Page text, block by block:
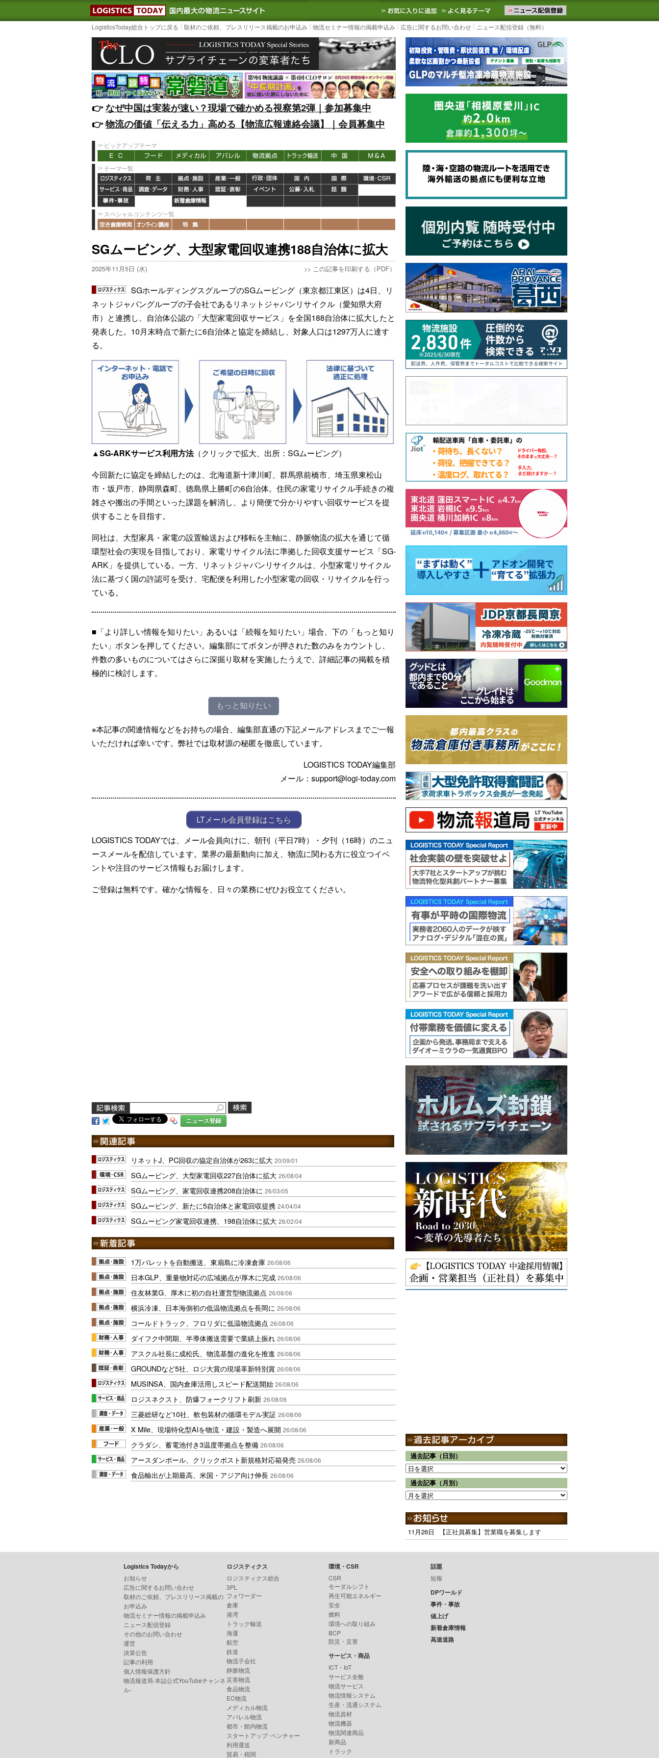
LOGISTICS TODAY｜国内最大の物流ニュースサイト3PL, SCMなど国内外の最新の物流ニュースをお届けします。物流ニュースメール配信を登録す
お気に入りに追加 よく見るテーマ
LogisticsToday総合トップに戻る 取材のご依頼、プレスリリース掲載のお申込み 物流セミナー情報の掲載申込み 広告に関するお問い合わせ ニュース配信登録（無料）
👉️なぜ中国は実装が速い？現場で確かめる視察第2弾｜参加募集中
👉️物流の価値「伝える力」高める【物流広報連絡会議】｜会員募集中
ピックアップテーマ
テーマ一覧
スペシャルコンテンツ一覧
SGムービング、大型家電回収連携188自治体に拡大
2025年11月5日 (水) >> この記事を印刷する（PDF）
SGホールディングスグループのSGムービング（東京都江東区）は4日、リ
ネットジャパングループの子会社であるリネットジャパンリサイクル（愛知県大府
市）と連携し、自治体公認の「大型家電回収サービス」を全国188自治体に拡大したと
発表した。10月末時点で新たに6自治体と協定を締結し、対象人口は1297万人に達す
る。
▲SG-ARKサービス利用方法（クリックで拡大、出所：SGムービング）
今回新たに協定を締結したのは、北海道新十津川町、群馬県前橋市、埼玉県東松山
市・坂戸市、静岡県森町、徳島県上勝町の6自治体。住民の家電リサイクル手続きの複
雑さや搬出の手間といった課題を解消し、より簡便で分かりやすい回収サービスを提
供することを目指す。
同社は、大型家具・家電の設置輸送および移転を主軸に、静脈物流の拡大を通じて循
環型社会の実現を目指しており、家電リサイクル法に準拠した回収支援サービス「SG-
ARK」を提供している。一方、リネットジャパンリサイクルは、小型家電リサイクル
法に基づく国の許認可を受け、宅配便を利用した小型家電の回収・リサイクルを行っ
ている。
■「より詳しい情報を知りたい」あるいは「続報を知りたい」場合、下の「もっと知り
たい」ボタンを押してください。編集部にてボタンが押された数のみをカウントし、
件数の多いものについてはさらに深掘り取材を実施したうえで、詳細記事の掲載を積
極的に検討します。
もっと知りたい
※本記事の関連情報などをお持ちの場合、編集部直通の下記メールアドレスまでご一報
いただければ幸いです。弊社では取材源の秘匿を徹底しています。
LOGISTICS TODAY編集部
メール：support@logi-today.com
LTメール会員登録はこちら
LOGISTICS TODAYでは、メール会員向けに、朝刊（平日7時）・夕刊（16時）のニュ
ースメールを配信しています。業界の最新動向に加え、物流に関わる方に役立つイベ
ントや注目のサービス情報もお届けします。
ご登録は無料です。確かな情報を、日々の業務にぜひお役立てください。
ニュース登録
リネットJ、PC回収の協定自治体が263に拡大 20/09/01
SGムービング、大型家電回収227自治体に拡大 26/08/04
SGムービング、家電回収連携208自治体に 26/03/05
SGムービング、新たに5自治体と家電回収提携 24/04/04
SGムービング家電回収連携、198自治体に拡大 26/02/04
1万パレットを自動搬送、東扇島に冷凍倉庫 26/08/06
日本GLP、重量物対応の広域拠点が厚木に完成 26/08/06
住友林業G、厚木に初の自社運営型物流拠点 26/08/06
横浜冷凍、日本海側初の低温物流拠点を長岡に 26/08/06
コールドトラック、フロリダに低温物流拠点 26/08/06
ダイフク中間期、半導体搬送需要で業績上振れ 26/08/06
アスクル社長に成松氏、物流基盤の進化を推進 26/08/06
GROUNDなど5社、ロジ大賞の現場革新特別賞 26/08/06
MUSINSA、国内倉庫活用しスピード配送開始 26/08/06
ロジスネクスト、防爆フォークリフト刷新 26/08/06
三菱総研など10社、軟包装材の循環モデル実証 26/08/06
X Mile、現場特化型AIを物流・建設・製造へ展開 26/08/06
クラダシ、蓄電池付き3温度帯拠点を整備 26/08/06
アースダンボール、クリックポスト新規格対応箱発売 26/08/06
食品輸出が上期最高、米国・アジア向け伸長 26/08/06
過去記事（日別）
過去記事（月別）
11月26日 【正社員募集】営業職を募集します
Logistics Todayから
お知らせ
広告に関するお問い合わせ
取材のご依頼、プレスリリース掲載の
お申込み
物流セミナー情報の掲載申込み
ニュース配信登録
その他のお問い合わせ
運営
決算公告
記事の利用
個人情報保護方針
物流報道局-本誌公式YouTubeチャンネ
ル-
ロジスティクス
ロジスティクス総合
3PL
フォワーダー
倉庫
港湾
トラック輸送
海運
航空
鉄道
物流子会社
静脈物流
災害物流
食品物流
EC物流
メディカル物流
アパレル物流
都市・館内物流
スタートアップ･ベンチャー
利用運送
貿易・税関
環境・CSR
CSR
モーダルシフト
再生可能エネルギー
安全
燃料
環境への取り組み
BCP
防災・災害
サービス・商品
ICT・IoT
サービス全般
物流サービス
物流情報システム
生産・流通システム
物流資材
物流機器
物流関連商品
新商品
トラック
話題
短報
DPワールド
事件・事故
値上げ
新着倉庫情報
高速道路